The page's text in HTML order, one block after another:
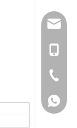
+86-
+86-